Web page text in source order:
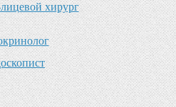
хирург